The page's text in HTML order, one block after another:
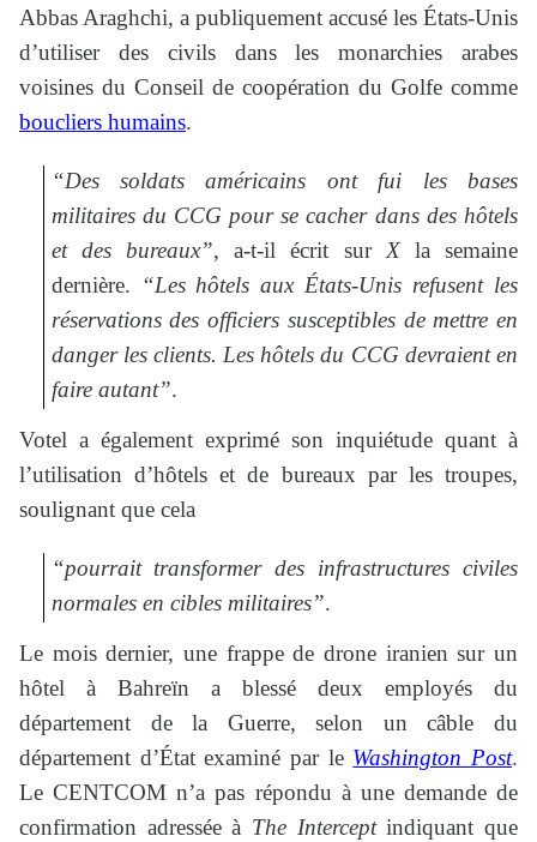
Abbas Araghchi, a publiquement accusé les États-Unis
d’utiliser des civils dans les monarchies arabes
voisines du Conseil de coopération du Golfe comme
boucliers humains.
“Des soldats américains ont fui les bases
militaires du CCG pour se cacher dans des hôtels
et des bureaux”, a-t-il écrit sur X la semaine
dernière. “Les hôtels aux États-Unis refusent les
réservations des officiers susceptibles de mettre en
danger les clients. Les hôtels du CCG devraient en
faire autant”.
Votel a également exprimé son inquiétude quant à
l’utilisation d’hôtels et de bureaux par les troupes,
soulignant que cela
“pourrait transformer des infrastructures civiles
normales en cibles militaires”.
Le mois dernier, une frappe de drone iranien sur un
hôtel à Bahreïn a blessé deux employés du
département de la Guerre, selon un câble du
département d’État examiné par le Washington Post.
Le CENTCOM n’a pas répondu à une demande de
confirmation adressée à The Interceptindiquant que